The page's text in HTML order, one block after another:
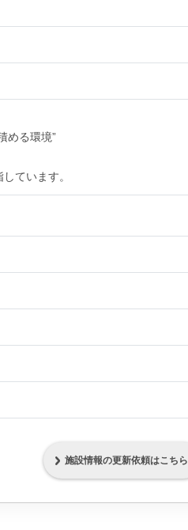
める環境”
ています。
施設情報の更新依頼はこちら